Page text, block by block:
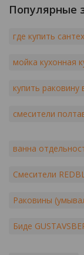
Популярные
где купить
мойка кухонная
купить раковину
смесители
ванна
Смесители
Раковины
Биде